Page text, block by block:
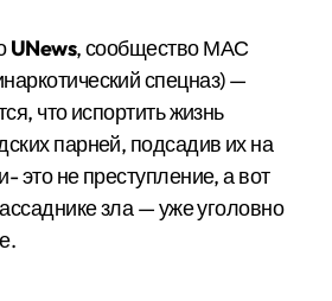
UNews, сообщество МАС
спецназ) —
что испортить жизнь
парней, подсадив их на
это не преступление, а вот
зла — уже уголовно